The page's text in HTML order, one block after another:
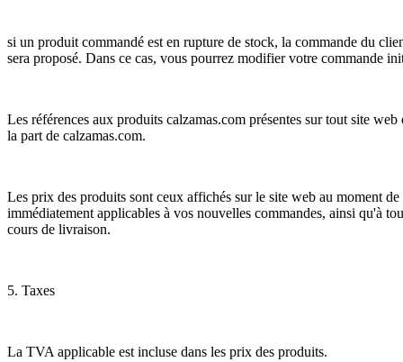
si un produit commandé est en rupture de stock, la commande du
sera proposé. Dans ce cas, vous pourrez modifier votre commande
Les références aux produits calzamas.com présentes sur tout site
la part de calzamas.com.
Les prix des produits sont ceux affichés sur le site web au moment
immédiatement applicables à vos nouvelles commandes, ainsi qu'à
cours de livraison.
5. Taxes
La TVA applicable est incluse dans les prix des produits.